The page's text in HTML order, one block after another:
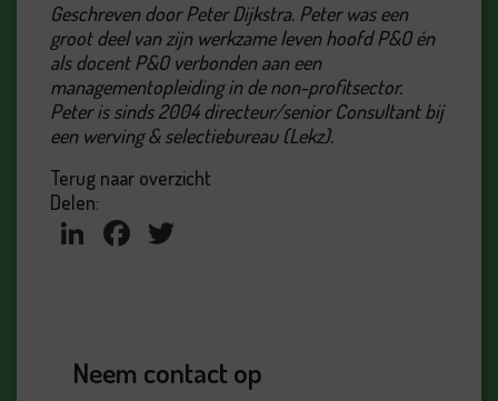
Geschreven door Peter Dijkstra. Peter was een
groot deel van zijn werkzame leven hoofd P&O én
als docent P&O verbonden aan een
managementopleiding in de non-profitsector.
Peter is sinds 2004 directeur/senior Consultant bij
een werving & selectiebureau (Lekz).
Terug naar overzicht
Delen:
LinkedInFacebook
Neem contact op